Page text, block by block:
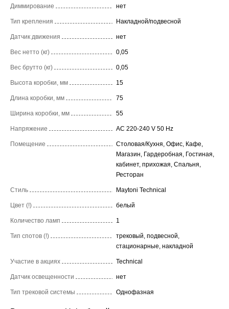
Диммирование нет
Тип крепления Накладной/подвесной
Датчик движения нет
Вес нетто (кг) 0,05
Вес брутто (кг) 0,05
Высота коробки, мм 15
Длина коробки, мм 75
Ширина коробки, мм 55
Напряжение AC 220-240 V 50 Hz
Помещение
Столовая/Кухня, Офис, Кафе,
Магазин, Гардеробная, Гостиная,
кабинет, прихожая, Спальня,
Ресторан
Стиль Maytoni Technical
Цвет (!) белый
Количество ламп 1
Тип спотов (!)
трековый, подвесной,
стационарные, накладной
Участие в акциях Technical
Датчик освещенности нет
Тип трековой системы Однофазная